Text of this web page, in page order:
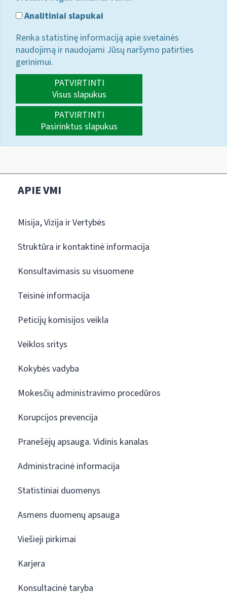
Analitiniai slapukai
Renka statistinę informaciją apie svetainės
naudojimą ir naudojami Jūsų naršymo patirties
gerinimui.
PATVIRTINTI
Visus slapukus
PATVIRTINTI
Pasirinktus slapukus
APIE VMI
Misija, Vizija ir Vertybės
Struktūra ir kontaktinė informacija
Konsultavimasis su visuomene
Teisinė informacija
Peticijų komisijos veikla
Veiklos sritys
Kokybės vadyba
Mokesčių administravimo procedūros
Korupcijos prevencija
Pranešėjų apsauga. Vidinis kanalas
Administracinė informacija
Statistiniai duomenys
Asmens duomenų apsauga
Viešieji pirkimai
Karjera
Konsultacinė taryba